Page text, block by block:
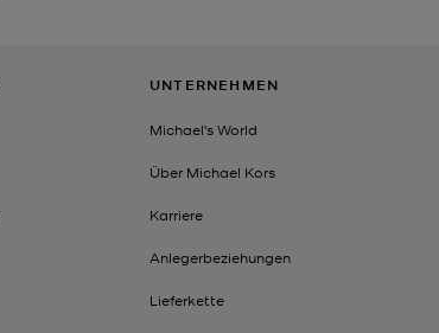
UNTERNEHMEN
Michael's World
Über Michael Kors
Karriere
Anlegerbeziehungen
Lieferkette